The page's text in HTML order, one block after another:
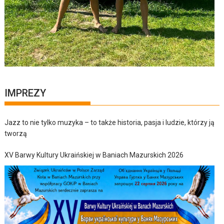
IMPREZY
Jazz to nie tylko muzyka – to także historia, pasja i ludzie, którzy ją
tworzą
XV Barwy Kultury Ukraińskiej w Baniach Mazurskich 2026